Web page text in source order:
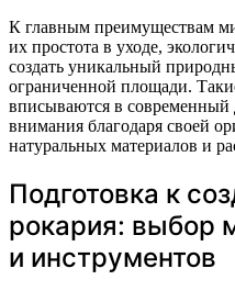
К главным преимуществам
их простота в уходе,
создать уникальный
ограниченной площади.
вписываются в современный
внимания благодаря своей
натуральных материалов и
Подготовка к
рокария: выбор
и инструментов